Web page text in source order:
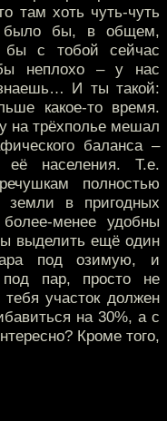
там хоть чуть-чуть
было бы, в общем,
с тобой сейчас
неплохо – у нас
И ты такой:
какое-то время.
на трёхполье мешал
баланса –
населения. Т.е.
полностью
земли в пригодных
менее удобны
выделить ещё один
под озимую, и
пар, просто не
участок должен
на 30%, а с
Кроме того,